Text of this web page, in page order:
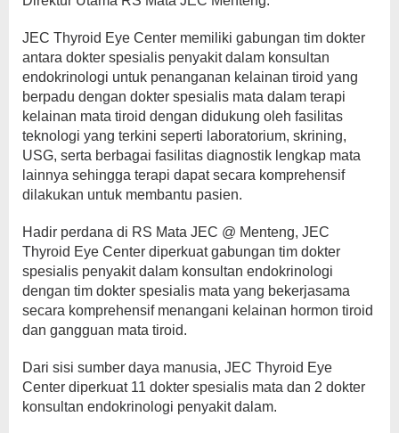
JEC Thyroid Eye Center memiliki gabungan tim dokter
antara dokter spesialis penyakit dalam konsultan
endokrinologi untuk penanganan kelainan tiroid yang
berpadu dengan dokter spesialis mata dalam terapi
kelainan mata tiroid dengan didukung oleh fasilitas
teknologi yang terkini seperti laboratorium, skrining,
USG, serta berbagai fasilitas diagnostik lengkap mata
lainnya sehingga terapi dapat secara komprehensif
dilakukan untuk membantu pasien.
Hadir perdana di RS Mata JEC @ Menteng, JEC
Thyroid Eye Center diperkuat gabungan tim dokter
spesialis penyakit dalam konsultan endokrinologi
dengan tim dokter spesialis mata yang bekerjasama
secara komprehensif menangani kelainan hormon tiroid
dan gangguan mata tiroid.
Dari sisi sumber daya manusia, JEC Thyroid Eye
Center diperkuat 11 dokter spesialis mata dan 2 dokter
konsultan endokrinologi penyakit dalam.